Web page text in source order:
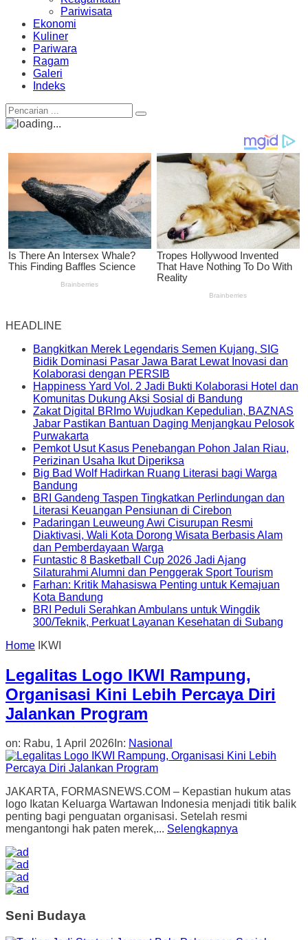
Pariwisata
Ekonomi
Kuliner
Pariwara
Ragam
Galeri
Indeks
HEADLINE
Bangkitkan Merek Legendaris Semen Kujang, SIG
Bidik Dominasi Pasar Jawa Barat Lewat Inovasi dan
Kolaborasi dengan PERSIB
Happiness Yard Vol. 2 Jadi Bukti Kolaborasi Hotel dan
Komunitas Dukung Aksi Sosial di Bandung
Zakat Digital BRImo Wujudkan Kepedulian, BAZNAS
Jabar Pastikan Bantuan Daging Menjangkau Pelosok
Purwakarta
Pemkot Usut Kasus Penebangan Pohon Jalan Riau,
Perizinan Usaha Ikut Diperiksa
Big Bad Wolf Hadirkan Ruang Literasi bagi Warga
Bandung
BRI Gandeng Taspen Tingkatkan Perlindungan dan
Literasi Keuangan Pensiunan di Cirebon
Padaringan Leuweung Awi Cisurupan Resmi
Diaktivasi, Wali Kota Dorong Wisata Berbasis Alam
dan Pemberdayaan Warga
Funtastic 8 Basketball Cup 2026 Jadi Ajang
Silaturahmi Alumni dan Penggerak Sport Tourism
Farhan: Kritik Mahasiswa Penting untuk Kemajuan
Kota Bandung
BRI Peduli Serahkan Ambulans untuk Wingdik
300/Teknik, Perkuat Layanan Kesehatan di Subang
Home IKWI
Legalitas Logo IKWI Rampung,
Organisasi Kini Lebih Percaya Diri
Jalankan Program
on: Rabu, 1 April 2026 In: Nasional
JAKARTA, FORMASNEWS.COM – Kepastian hukum atas
logo Ikatan Keluarga Wartawan Indonesia menjadi titik balik
penting bagi penguatan organisasi. Setelah resmi
mengantongi hak paten merek,... Selengkapnya
Seni Budaya